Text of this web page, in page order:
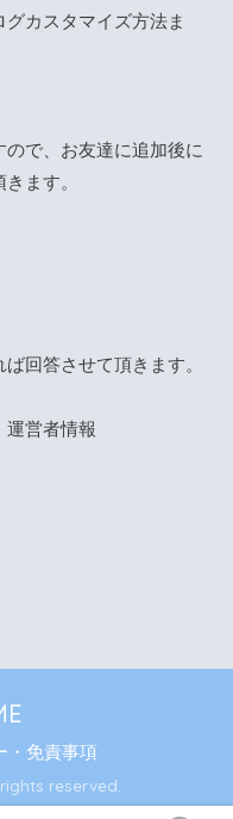
カスタマイズ方法ま
で、お友達に追加後に
ます。
回答させて頂きます。
運営者情報
・免責事項
reserved.